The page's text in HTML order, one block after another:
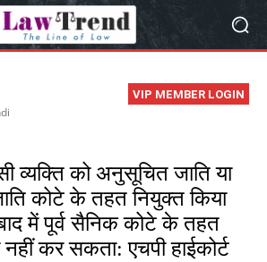
VIP MEMBER LOGIN
व्यक्ति को अनुसूचित जाति या
कोटे के तहत नियुक्त किया
में पूर्व सैनिक कोटे के तहत
नहीं कर सकता: एचपी हाईकोर्ट